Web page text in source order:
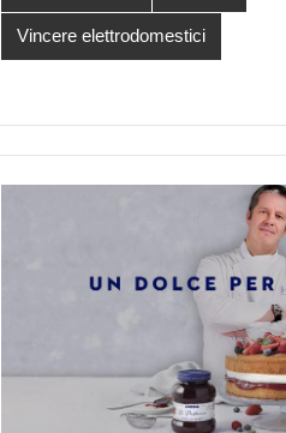
Vincere elettrodomestici